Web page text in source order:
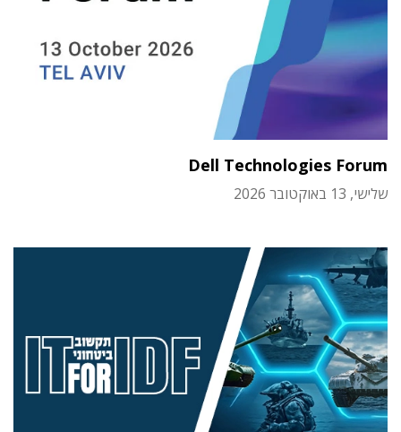
Dell Technologies Forum
שלישי, 13 באוקטובר 2026